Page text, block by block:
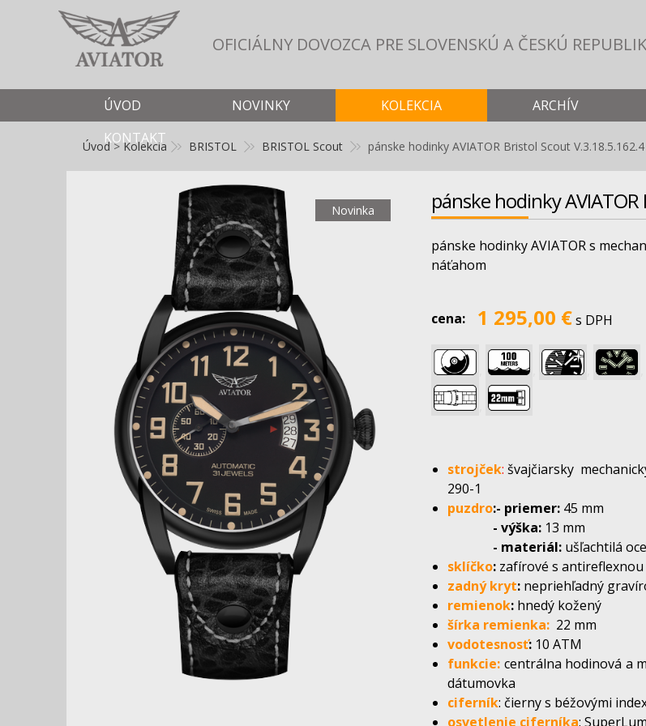
OFICIÁLNY DOVOZCA PRE SLOVENSKÚ A ČESKÚ
Úvod > Kolekcia BRISTOL BRISTOL Scout pánske hodinky AVIATOR Bristol Scout V.3.18.5.162.4
Novinka pánske hodinky
pánske hodinky AVIATOR s
náťahom
cena: 1 295,00 €s DPH
strojček: švajčiarsky
290-1
puzdro:- priemer: 45 mm
- výška: 13 mm
- materiál: ušľachtilá
sklíčko: zafírové s
zadný kryt: nepriehľadný
remienok: hnedý kožený
šírka remienka: 22 mm
vodotesnosť: 10 ATM
funkcie: centrálna hodinová a
dátumovka
ciferník: čierny s béžovými
osvetlenie ciferníka:
ÚVOD NOVINKY KOLEKCIA ARCHÍV
KONTAKT